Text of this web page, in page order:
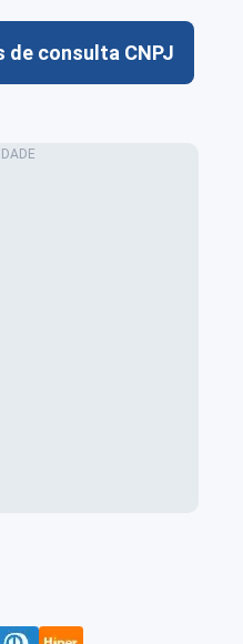
de consulta CNPJ